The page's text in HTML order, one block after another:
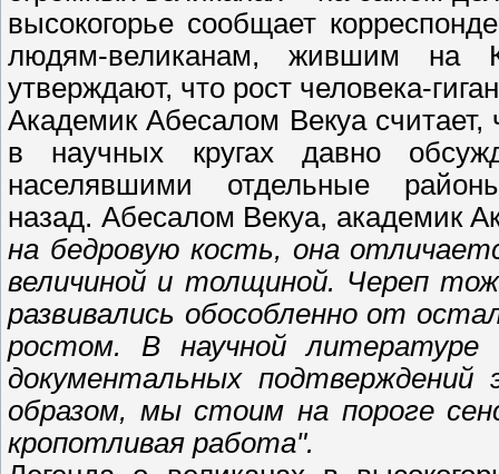
высокогорье сообщает
людям-великанам, жившим на
утверждают, что рост человека-
Академик Абесалом Векуа считает,
в научных кругах давно
населявшими отдельные
назад. Абесалом Векуа, академик
на бедровую кость, она
величиной и толщиной. Череп
развивались обособленно от
ростом. В научной литературе
документальных
образом, мы стоим на пороге
кропотливая работа".